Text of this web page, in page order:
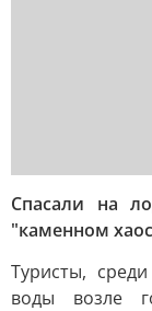
Спасали на
"каменном
Туристы,
воды возле